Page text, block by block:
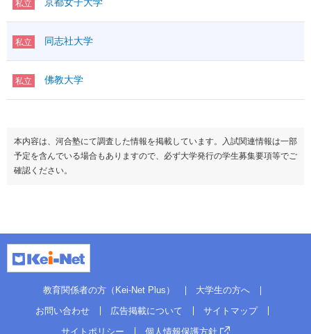
私立
私立 同志社大学
私立 佛教大学
本内容は、河合塾にて調査した情報を掲載しています。入試関連情報は一部
予定を含んでいる場合もありますので、必ず大学発行の学生募集要項等でご
確認ください。
教育関係者の方（Kei-Net Plus）
大学生の方へ
お問い合わせ
広告掲載について
サイトマップ
サイトポリシー
個人情報保護方針